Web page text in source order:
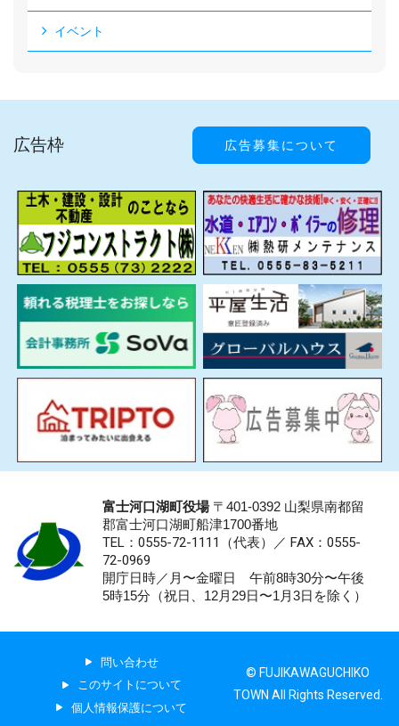
イベント
広告枠 広告募集について
富士河口湖町役場〒401-0392 山梨県南都留
郡富士河口湖町船津1700番地
TEL：0555-72-1111 （代表）／ FAX：0555-
72-0969
開庁日時／月〜金曜日 午前8時30分〜午後
5時15分（祝日、12月29日〜1月3日を除く）
問い合わせ
このサイトについて
個人情報保護について
© FUJIKAWAGUCHIKO
TOWN All Rights Reserved.